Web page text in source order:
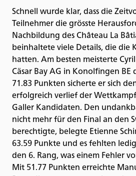
Schnell wurde klar, dass die
Teilnehmer die grösste
Nachbildung des Château La
beinhaltete viele Details, die die
hatten. Am besten meisterte
Cäsar Bay AG in Konolfingen
71.83 Punkten sicherte er sich
erfolgreich verlief der
Galler Kandidaten. Den
nicht mehr für den Final an den
berechtigte, belegte Etienne
63.59 Punkte und es fehlten
den 6. Rang, was einem Fehler
Mit 51.77 Punkten erreichte